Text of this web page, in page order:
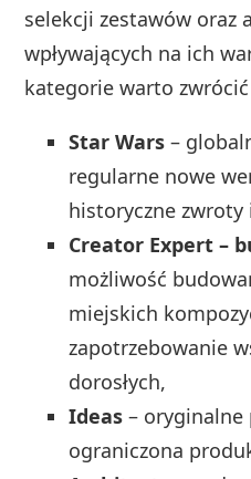
selekcji zestawów oraz
wpływających na ich
kategorie warto
Star Wars –
regularne nowe
historyczne zwroty
Creator Expert –
możliwość
miejskich
zapotrzebowanie
dorosłych,
Ideas – oryginalne
ograniczona